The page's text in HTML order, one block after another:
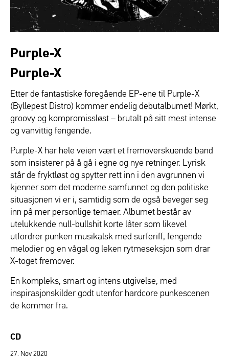
Purple-X
Purple-X
Etter de fantastiske foregående EP-ene til Purple-X
(Byllepest Distro) kommer endelig debutalbumet! Mørkt,
groovy og kompromissløst – brutalt på sitt mest intense
og vanvittig fengende.
Purple-X har hele veien vært et fremoverskuende band
som insisterer på å gå i egne og nye retninger. Lyrisk
står de fryktløst og spytter rett inn i den avgrunnen vi
kjenner som det moderne samfunnet og den politiske
situasjonen vi er i, samtidig som de også beveger seg
inn på mer personlige temaer. Albumet består av
utelukkende null-bullshit korte låter som likevel
utfordrer punken musikalsk med surferiff, fengende
melodier og en vågal og leken rytmeseksjon som drar
X-toget fremover.
En kompleks, smart og intens utgivelse, med
inspirasjonskilder godt utenfor hardcore punkescenen
de kommer fra.
CD
27. Nov 2020